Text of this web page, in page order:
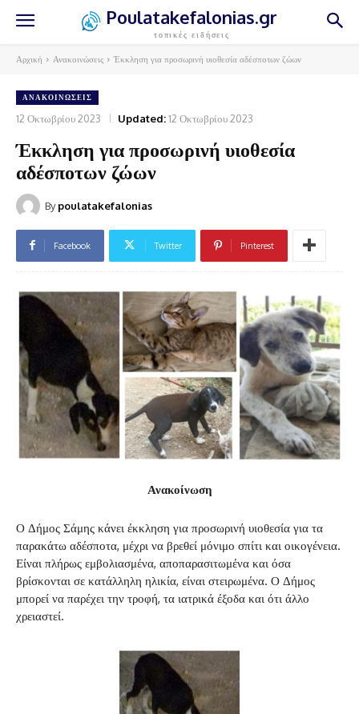
Poulatakefalonias.gr
τοπικές ειδήσεις
Αρχική Ανακοινώσεις Έκκληση για προσωρινή υιοθεσία αδέσποτων ζώων
ΑΝΑΚΟΙΝΏΣΕΙΣ
12 Οκτωβρίου 2023 Updated:12 Οκτωβρίου 2023
Έκκληση για προσωρινή υιοθεσία
αδέσποτων ζώων
By poulatakefalonias
Facebook Twitter Pinterest
Ανακοίνωση
Ο Δήμος Σάμης κάνει έκκληση για προσωρινή υιοθεσία για τα
παρακάτω αδέσποτα, μέχρι να βρεθεί μόνιμο σπίτι και οικογένεια.
Είναι πλήρως εμβολιασμένα, αποπαρασιτωμένα και όσα
βρίσκονται σε κατάλληλη ηλικία, είναι στειρωμένα. Ο Δήμος
μπορεί να παρέχει την τροφή, τα ιατρικά έξοδα και ότι άλλο
χρειαστεί.